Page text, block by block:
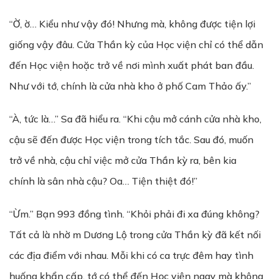
“Ờ, ờ… Kiểu như vậy đó! Nhưng mà, không được tiện lợi
giống vậy đâu. Cửa Thần kỳ của Học viện chỉ có thể dẫn
đến Học viện hoặc trở về nơi mình xuất phát ban đầu.
Như với tớ, chính là cửa nhà kho ở phố Cam Thảo ấy.”
“À, tức là…” Sa đã hiểu ra. “Khi cậu mở cánh cửa nhà kho,
cậu sẽ đến được Học viện trong tích tắc. Sau đó, muốn
trở về nhà, cậu chỉ việc mở cửa Thần kỳ ra, bên kia
chính là sân nhà cậu? Oa… Tiện thiệt đó!”
“Ừm.” Bạn 993 đồng tình. “Khỏi phải đi xa đúng không?
Tất cả là nhờ m Dương Lộ trong cửa Thần kỳ đã kết nối
các địa điểm với nhau. Mỗi khi có ca trực đêm hay tình
huống khẩn cấp, tớ có thể đến Học viện ngay mà không